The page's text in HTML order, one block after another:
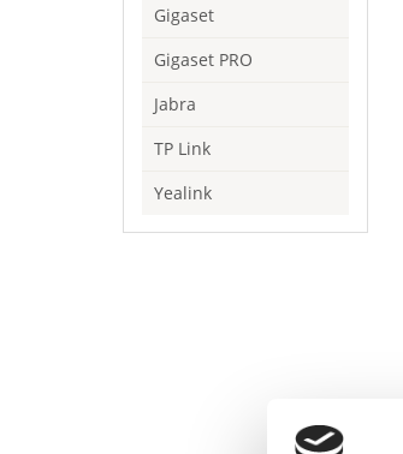
Gigaset
Gigaset PRO
Jabra
TP Link
Yealink